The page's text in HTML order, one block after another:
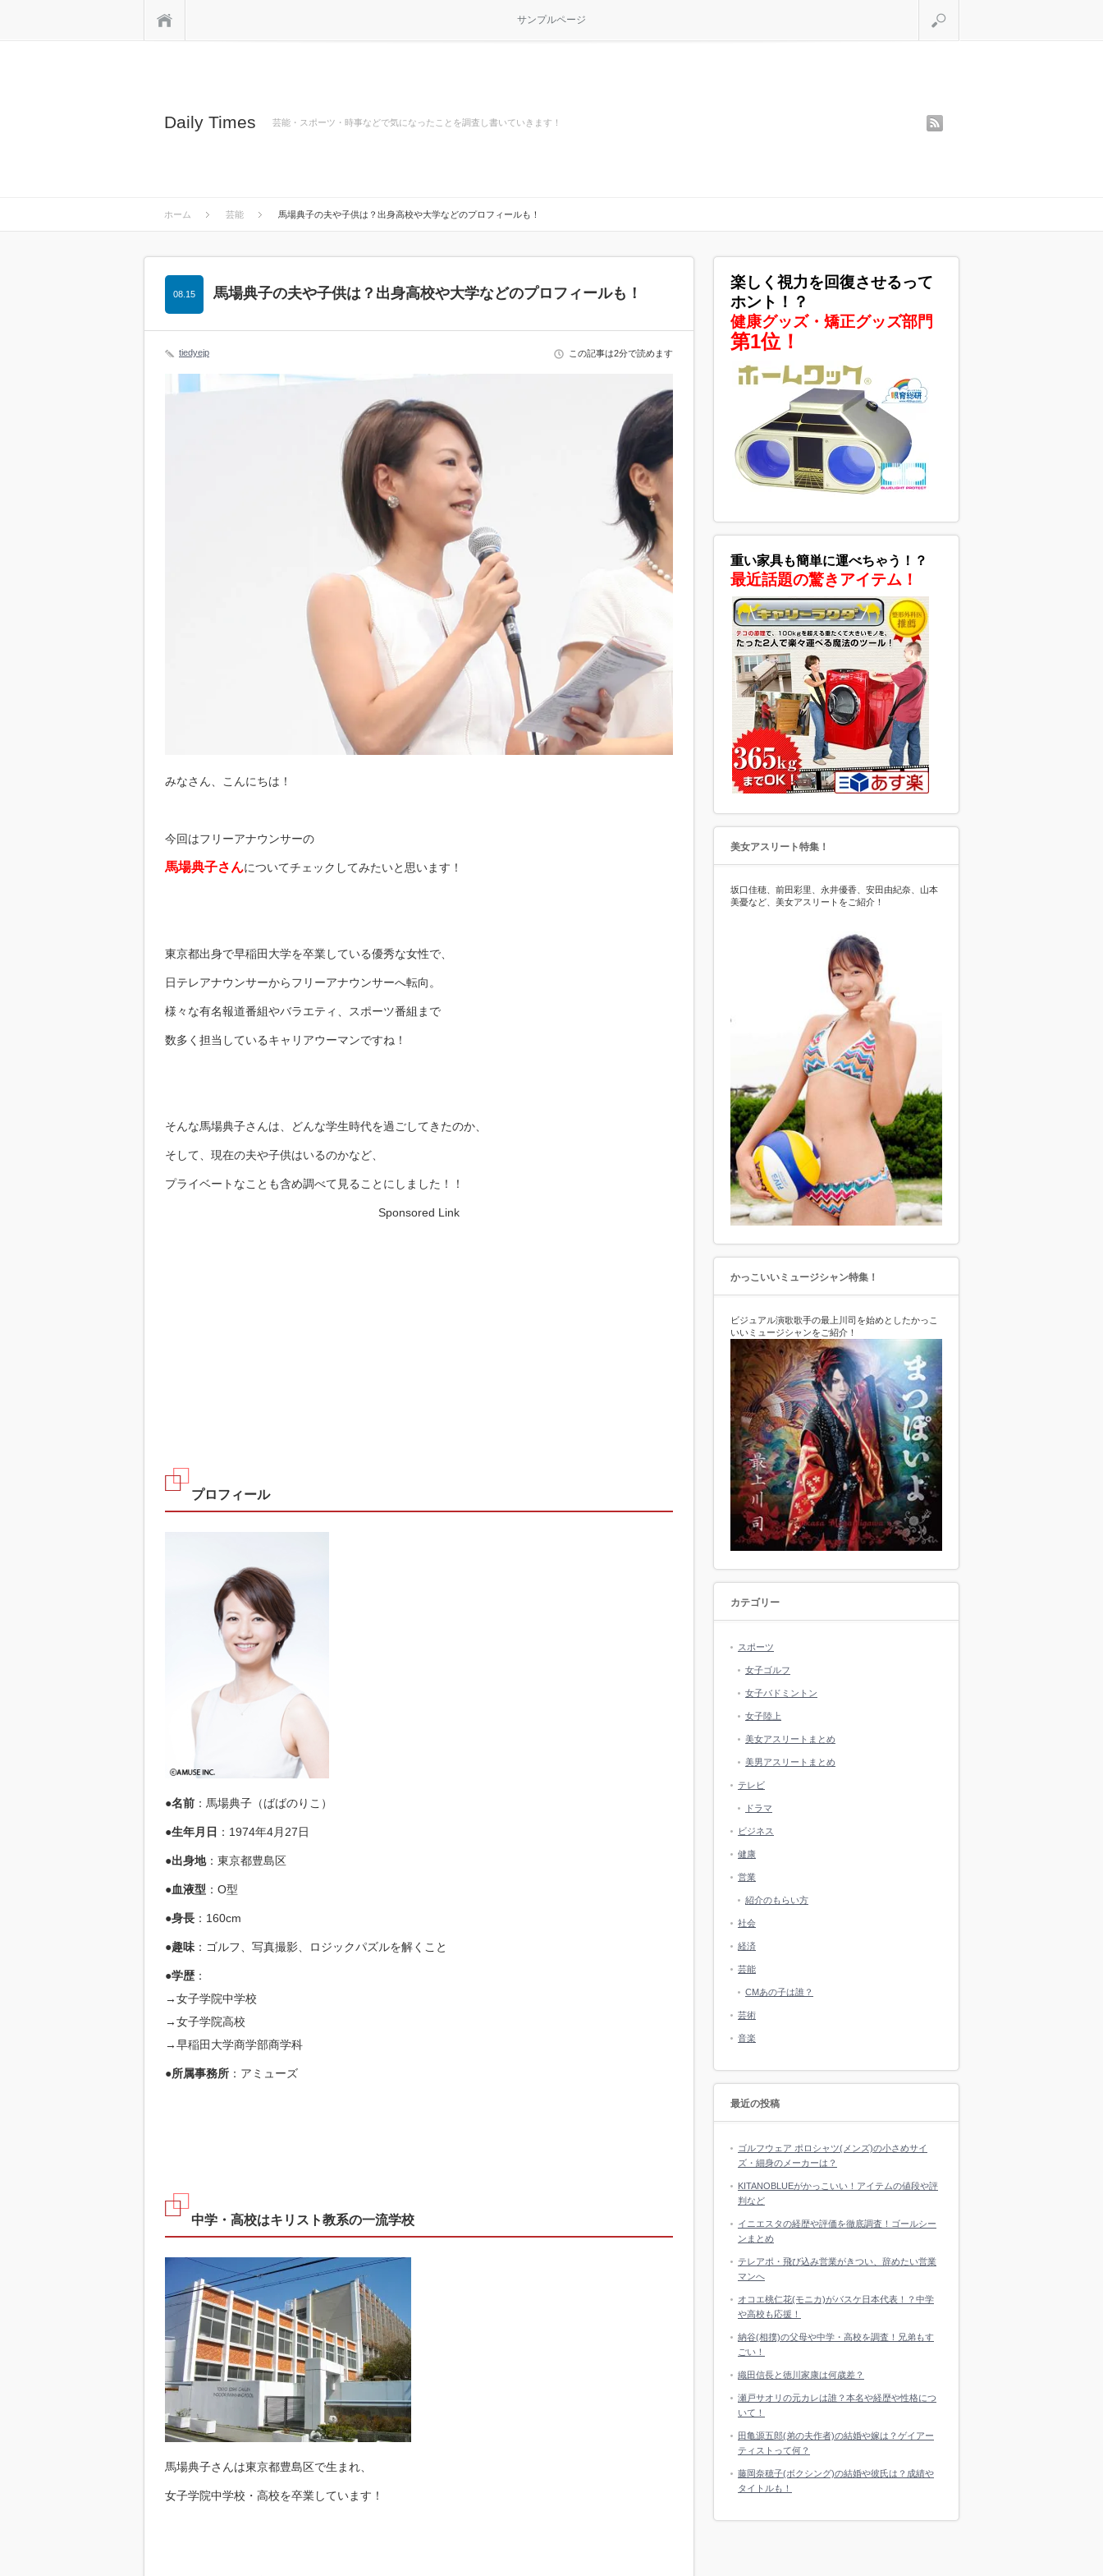
サンプルページ
Daily Times 芸能・スポーツ・時事などで気になったことを調査し書いていきます！
ホーム 芸能 馬場典子の夫や子供は？出身高校や大学などのプロフィールも！
馬場典子の夫や子供は？出身高校や大学などのプロフィールも！
08.15
tiedyejp この記事は2分で読めます
みなさん、こんにちは！
今回はフリーアナウンサーの
馬場典子さんについてチェックしてみたいと思います！
東京都出身で早稲田大学を卒業している優秀な女性で、
日テレアナウンサーからフリーアナウンサーへ転向。
様々な有名報道番組やバラエティ、スポーツ番組まで
数多く担当しているキャリアウーマンですね！
そんな馬場典子さんは、どんな学生時代を過ごしてきたのか、
そして、現在の夫や子供はいるのかなど、
プライベートなことも含め調べて見ることにしました！！
Sponsored Link
プロフィール
●名前 ：馬場典子（ばばのりこ）
●生年月日 ：1974年4月27日
●出身地：東京都豊島区
●血液型 ：O型
●身長 ：160cm
●趣味：ゴルフ、写真撮影、ロジックパズルを解くこと
●学歴 ：
→女子学院中学校
→女子学院高校
→早稲田大学商学部商学科
●所属事務所 ：アミューズ
中学・高校はキリスト教系の一流学校
馬場典子さんは東京都豊島区で生まれ、
女子学院中学校・高校を卒業しています！
楽しく視力を回復させるって
ホント！？
健康グッズ・矯正グッズ部門
第1位！
重い家具も簡単に運べちゃう！？
最近話題の驚きアイテム！
美女アスリート特集！
坂口佳穂、前田彩里、永井優香、安田由紀奈、山本
美憂など、美女アスリートをご紹介！
かっこいいミュージシャン特集！
ビジュアル演歌歌手の最上川司を始めとしたかっこ
いいミュージシャンをご紹介！
カテゴリー
スポーツ
女子ゴルフ
女子バドミントン
女子陸上
美女アスリートまとめ
美男アスリートまとめ
テレビ
ドラマ
ビジネス
健康
営業
紹介のもらい方
社会
経済
芸能
CMあの子は誰？
芸術
音楽
最近の投稿
ゴルフウェア ポロシャツ(メンズ)の小さめサイ
ズ・細身のメーカーは？
KITANOBLUEがかっこいい！アイテムの値段や評
判など
イニエスタの経歴や評価を徹底調査！ゴールシー
ンまとめ
テレアポ・飛び込み営業がきつい、辞めたい営業
マンへ
オコエ桃仁花(モニカ)がバスケ日本代表！？中学
や高校も応援！
納谷(相撲)の父母や中学・高校を調査！兄弟もす
ごい！
織田信長と徳川家康は何歳差？
瀬戸サオリの元カレは誰？本名や経歴や性格につ
いて！
田亀源五郎(弟の夫作者)の結婚や嫁は？ゲイアー
ティストって何？
藤岡奈穂子(ボクシング)の結婚や彼氏は？成績や
タイトルも！